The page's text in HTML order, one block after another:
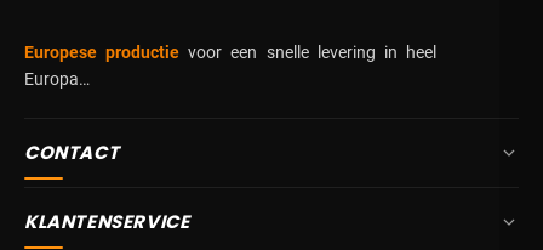
Europese productie voor een snelle levering in heel
Europa…
CONTACT
KLANTENSERVICE